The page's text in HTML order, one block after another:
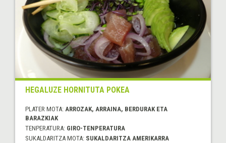
HEGALUZE HORNITUTA POKEA
PLATER MOTA: ARROZAK, ARRAINA, BERDURAK ETA
BARAZKIAK
TENPERATURA: GIRO-TENPERATURA
SUKALDARITZA MOTA: SUKALDARITZA AMERIKARRA